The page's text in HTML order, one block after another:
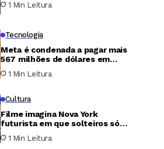
1 Min Leitura
Tecnologia
Meta é condenada a pagar mais
567 milhões de dólares em
caso de proteção infantil nos
Estados Unidos
1 Min Leitura
Cultura
Filme imagina Nova York
futurista em que solteiros só
podem transar uma única noite
por ano
1 Min Leitura